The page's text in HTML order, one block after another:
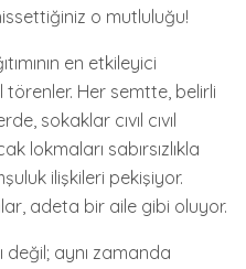
o mutluluğu!
en etkileyici
Her semtte, belirli
sokaklar cıvıl cıvıl
lokmaları sabırsızlıkla
ilişkileri pekişiyor.
adeta bir aile gibi oluyor.
değil; aynı zamanda